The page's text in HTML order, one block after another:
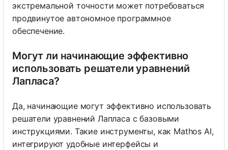
экстремальной точности может потребоваться
продвинутое автономное программное
обеспечение.
Могут ли начинающие эффективно
использовать решатели уравнений
Лапласа?
Да, начинающие могут эффективно использовать
решатели уравнений Лапласа с базовыми
инструкциями. Такие инструменты, как Mathos AI,
интегрируют удобные интерфейсы и